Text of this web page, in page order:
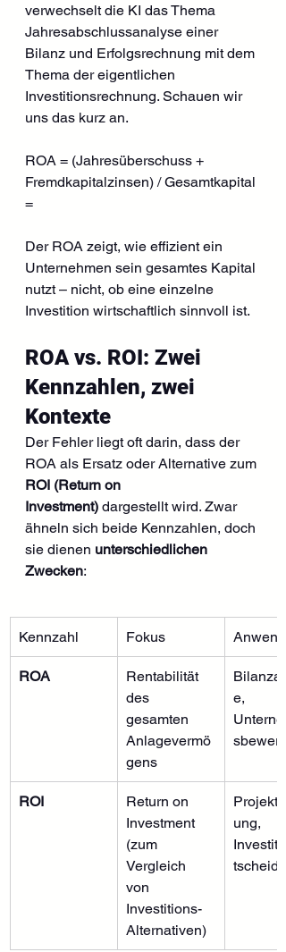
verwechselt die KI das Thema
Jahresabschlussanalyse einer
Bilanz und Erfolgsrechnung mit dem
Thema der eigentlichen
Investitionsrechnung. Schauen wir
uns das kurz an.
ROA = (Jahresüberschuss +
Fremdkapitalzinsen) / Gesamtkapital
=
Der ROA zeigt, wie effizient ein
Unternehmen sein gesamtes Kapital
nutzt – nicht, ob eine einzelne
Investition wirtschaftlich sinnvoll ist.
ROA vs. ROI: Zwei
Kennzahlen, zwei
Kontexte
Der Fehler liegt oft darin, dass der
ROA als Ersatz oder Alternative zum
ROI (Return on
Investment) dargestellt wird. Zwar
ähneln sich beide Kennzahlen, doch
sie dienen unterschiedlichen
Zwecken:
Kennzahl Fokus
ROA
Rentabilität
des
gesamten
Anlagevermö
gens
e,
ROI
Return on
Investment
(zum
Vergleich
von
Investitions-
Alternativen)
ung,